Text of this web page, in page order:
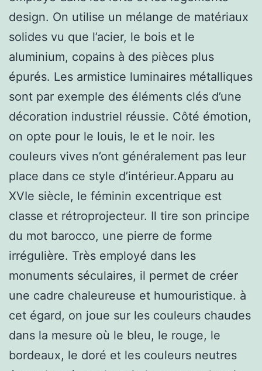
design. On utilise un mélange de matériaux
solides vu que l’acier, le bois et le
aluminium, copains à des pièces plus
épurés. Les armistice luminaires métalliques
sont par exemple des éléments clés d’une
décoration industriel réussie. Côté émotion,
on opte pour le louis, le et le noir. les
couleurs vives n’ont généralement pas leur
place dans ce style d’intérieur.Apparu au
XVIe siècle, le féminin excentrique est
classe et rétroprojecteur. Il tire son principe
du mot barocco, une pierre de forme
irrégulière. Très employé dans les
monuments séculaires, il permet de créer
une cadre chaleureuse et humouristique. à
cet égard, on joue sur les couleurs chaudes
dans la mesure où le bleu, le rouge, le
bordeaux, le doré et les couleurs neutres